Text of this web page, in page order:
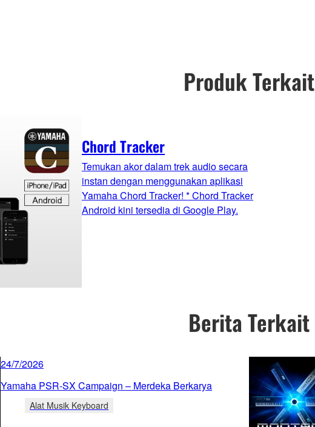
Produk Terkait
Chord Tracker
Temukan akor dalam trek audio secara
instan dengan menggunakan aplikasi
Yamaha Chord Tracker! * Chord Tracker
Android kini tersedia di Google Play.
Berita Terkait
24/7/2026
Yamaha PSR-SX Campaign – Merdeka Berkarya
Alat Musik Keyboard